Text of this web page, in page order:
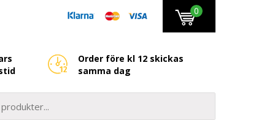
0
Order före kl 12 skickas
samma dag